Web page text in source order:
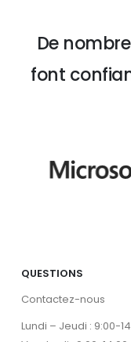
De
font
QUESTIONS
Contactez-nous
Lundi – Jeudi : 9:00-